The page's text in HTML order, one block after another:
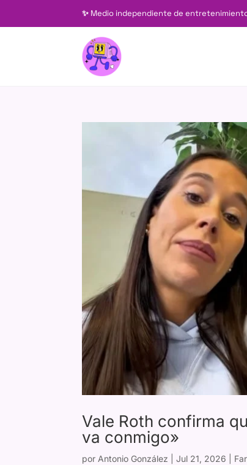
✨ Medio independiente de
Vale Roth confirma
va conmigo»
por Antonio González |Jul 21, 2026